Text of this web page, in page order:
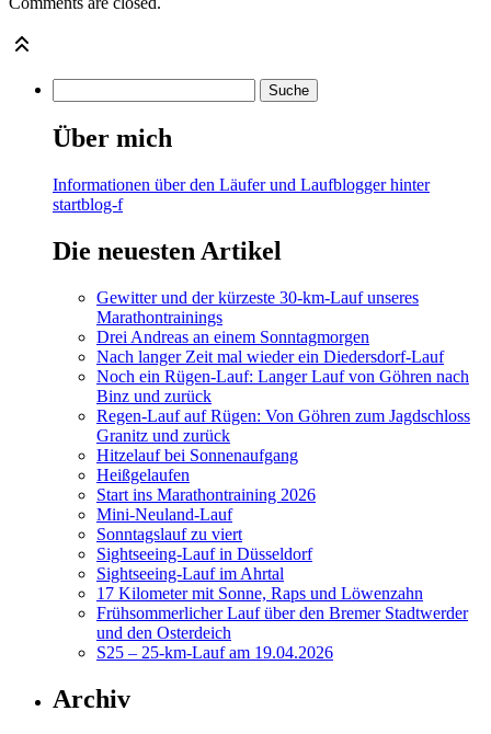
Über mich
Informationen über den Läufer und Laufblogger hinter
startblog-f
Die neuesten Artikel
Gewitter und der kürzeste 30-km-Lauf unseres
Marathontrainings
Drei Andreas an einem Sonntagmorgen
Nach langer Zeit mal wieder ein Diedersdorf-Lauf
Noch ein Rügen-Lauf: Langer Lauf von Göhren nach
Binz und zurück
Regen-Lauf auf Rügen: Von Göhren zum Jagdschloss
Granitz und zurück
Hitzelauf bei Sonnenaufgang
Heißgelaufen
Start ins Marathontraining 2026
Mini-Neuland-Lauf
Sonntagslauf zu viert
Sightseeing-Lauf in Düsseldorf
Sightseeing-Lauf im Ahrtal
17 Kilometer mit Sonne, Raps und Löwenzahn
Frühsommerlicher Lauf über den Bremer Stadtwerder
und den Osterdeich
S25 – 25-km-Lauf am 19.04.2026
Archiv